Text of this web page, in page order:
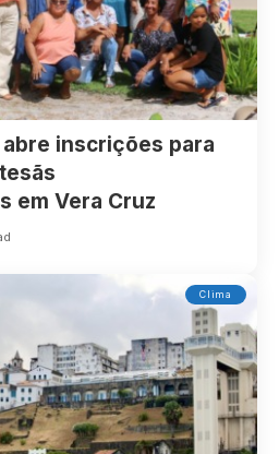
inscrições para
em Vera Cruz
Clima